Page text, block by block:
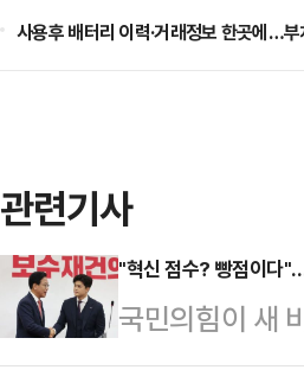
사용후 배터리 이력·거래정보 한곳에…
관련기사
"혁신 점수? 빵점이다
국민의힘이 새
가 종료되면서